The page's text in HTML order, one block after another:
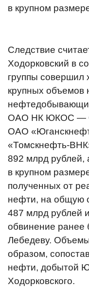
в крупном
Следствие
Ходорковский в
группы совершил
крупных объемов
ОАО НК ЮКОС —
ОАО
«Томскнефть-
892 млрд рублей,
в крупном
полученных от
нефти, на общую
487 млрд рублей
обвинение ранее
Лебедеву.
образом,
нефти, добытой
Ходорковского.